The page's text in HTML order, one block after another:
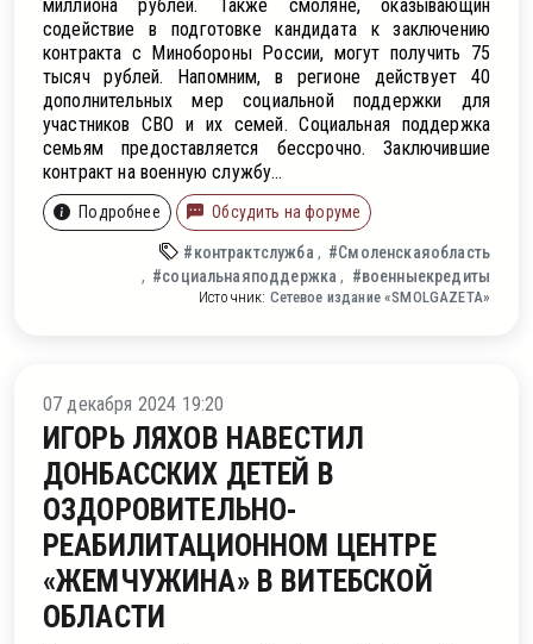
миллиона рублей. Также смоляне, оказывающин
содействие в подготовке кандидата к заключению
контракта с Минобороны России, могут получить 75
тысяч рублей. Напомним, в регионе действует 40
дополнительных мер социальной поддержки для
участников СВО и их семей. Социальная поддержка
семьям предоставляется бессрочно. Заключившие
контракт на военную службу...
Подробнее Обсудить на форуме
#контрактслужба
#Смоленскаяобласть
#социальнаяподдержка
#военныекредиты
Источник: Сетевое издание «SMOLGAZETA»
07 декабря 2024 19:20
ИГОРЬ ЛЯХОВ НАВЕСТИЛ
ДОНБАССКИХ ДЕТЕЙ В
ОЗДОРОВИТЕЛЬНО-
РЕАБИЛИТАЦИОННОМ ЦЕНТРЕ
«ЖЕМЧУЖИНА» В ВИТЕБСКОЙ
ОБЛАСТИ